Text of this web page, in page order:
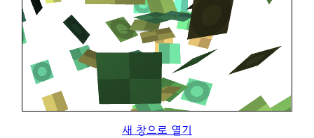
새 창으로 열기